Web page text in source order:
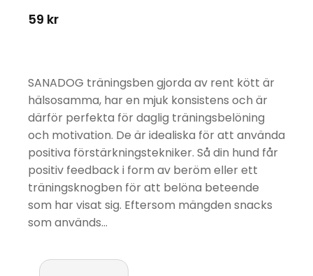
59 kr
SANADOG träningsben gjorda av rent kött är
hälsosamma, har en mjuk konsistens och är
därför perfekta för daglig träningsbelöning
och motivation. De är idealiska för att använda
positiva förstärkningstekniker. Så din hund får
positiv feedback i form av beröm eller ett
träningsknogben för att belöna beteende
som har visat sig. Eftersom mängden snacks
som används…
Mini Chicken Training Bones (100g) mängd